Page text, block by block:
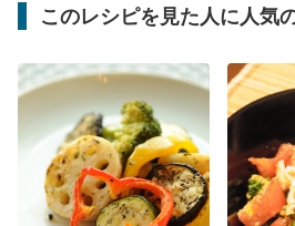
このレシピを見た人に人気